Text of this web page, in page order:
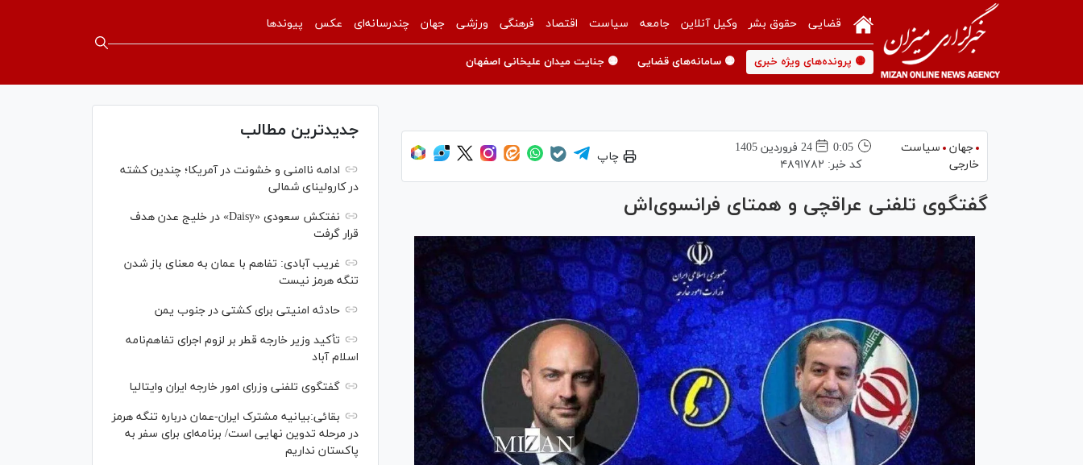
قضایی حقوق بشر وکیل آنلاین جامعه سیاست اقتصاد فرهنگی ورزشی جهان چندرسانه‌ای عکس پیوندها
🟡 پرونده‌های ویژه خبری 🟡 سامانه‌های قضایی 🟡 جنایت میدان علیخانی اصفهان
جهان
سیاست
خارجی
0:05
24 فروردين 1405
کد خبر: ۴۸۹۱۷۸۲
چاپ
گفتگوی تلفنی عراقچی و همتای فرانسوی‌اش
جدیدترین مطالب
ادامه ناامنی و خشونت در آمریکا؛ چندین کشته
در کارولینای شمالی
نفتکش سعودی «Daisy» در خلیج عدن هدف
قرار گرفت
غریب آبادی: تفاهم با عمان به معنای باز شدن
تنگه هرمز نیست
حادثه امنیتی برای کشتی در جنوب یمن
تأکید وزیر خارجه قطر بر لزوم اجرای تفاهم‌نامه
اسلام آباد
گفتگوی تلفنی وزرای امور خارجه ایران وایتالیا
بقائی:بیانیه مشترک ایران-عمان درباره تنگه هرمز
در مرحله تدوین نهایی است/ برنامه‌ای برای سفر به
پاکستان نداریم